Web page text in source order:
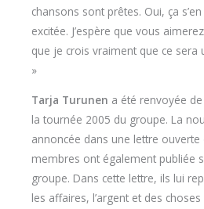
chansons sont prêtes. Oui, ça
excitée. J’espère que vous
que je crois vraiment que ce sera
»
Tarja Turunen a été renvoyée de
la tournée 2005 du groupe. La
annoncée dans une lettre ouverte
membres ont également publiée
groupe. Dans cette lettre, ils lui
les affaires, l’argent et des